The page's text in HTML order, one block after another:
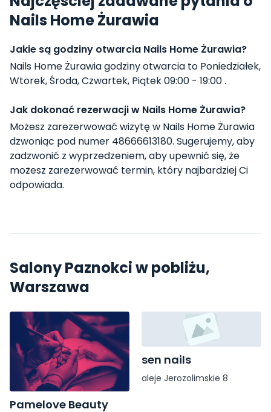
Nails Home Żurawia
Jakie są godziny otwarcia Nails Home Żurawia?
Nails Home Żurawia godziny otwarcia to Poniedziałek,
Wtorek, Środa, Czwartek, Piątek 09:00 - 19:00 .
Jak dokonać rezerwacji w Nails Home Żurawia?
Możesz zarezerwować wizytę w Nails Home Żurawia
dzwoniąc pod numer 48666613180. Sugerujemy, aby
zadzwonić z wyprzedzeniem, aby upewnić się, że
możesz zarezerwować termin, który najbardziej Ci
odpowiada.
Salony Paznokci w pobliżu,
Warszawa
Pamelove Beauty
sen nails
aleje Jerozolimskie 8